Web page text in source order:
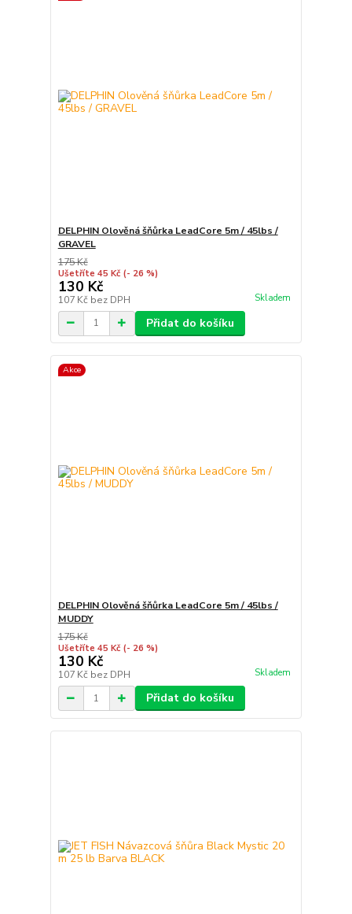
DELPHIN Olověná šňůrka LeadCore 5m / 45lbs /
GRAVEL
175 Kč
Ušetříte 45 Kč (- 26 %)
130 Kč
107 Kč bez DPH Skladem
Přidat do košíku
Akce
DELPHIN Olověná šňůrka LeadCore 5m / 45lbs /
MUDDY
175 Kč
Ušetříte 45 Kč (- 26 %)
130 Kč
107 Kč bez DPH Skladem
Přidat do košíku